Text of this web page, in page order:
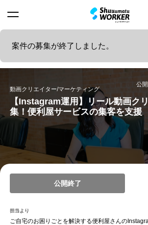
案件の募集が終了しました。
動画クリエイター/マーケティング
【Instagram運用】リール動画ク
集！便利屋サービスの集客を支援
公
公開終了
担当より
ご自宅のお困りごとを解決する便利屋さんの